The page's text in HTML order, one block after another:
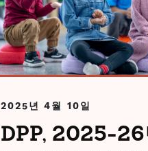
2025년 4월 10일
DPP, 2025-26